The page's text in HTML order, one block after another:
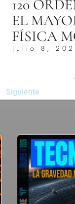
120
EL
FÍSICA
Julio 8,
Siguiente